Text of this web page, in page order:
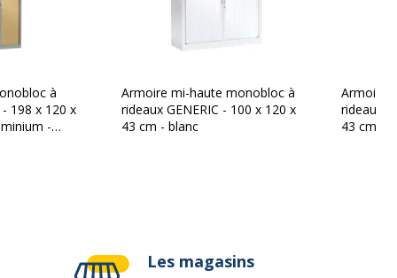
100 cm
à
- 198 x 120 x
-
Armoire mi-haute monobloc à
rideaux GENERIC - 100 x 120 x
43 cm - blanc
Armoire
rideaux
43 cm -
Les magasins